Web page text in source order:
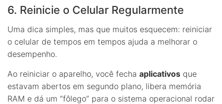
6. Reinicie o Celular Regularmente
Uma dica simples, mas que muitos esquecem: reiniciar
o celular de tempos em tempos ajuda a melhorar o
desempenho.
Ao reiniciar o aparelho, você fecha aplicativos que
estavam abertos em segundo plano, libera memória
RAM e dá um “fôlego” para o sistema operacional rodar